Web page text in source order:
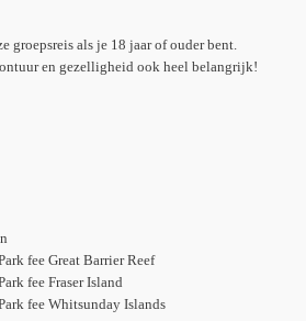
groepsreis als je 18 jaar of ouder bent.
en gezelligheid ook heel belangrijk!
fee Great Barrier Reef
fee Fraser Island
fee Whitsunday Islands